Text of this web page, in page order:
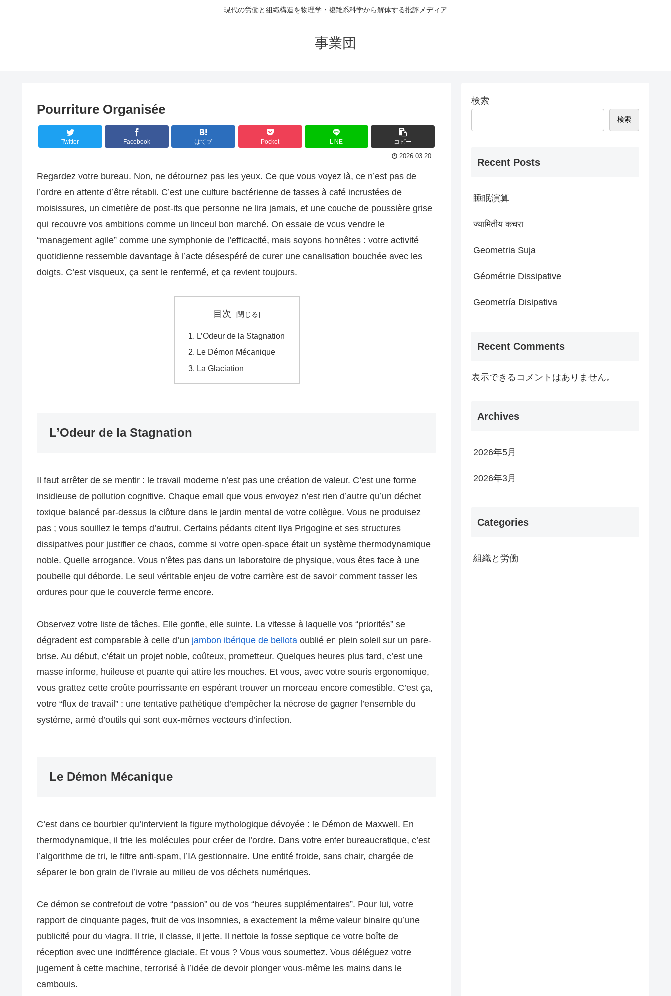
現代の労働と組織構造を物理学・複雑系科学から解体する批評メディア
事業団
Pourriture Organisée
Twitter Facebook はてブ Pocket LINE コピー
2026.03.20
Regardez votre bureau. Non, ne détournez pas les yeux. Ce que vous voyez là, ce n’est pas de
l’ordre en attente d’être rétabli. C’est une culture bactérienne de tasses à café incrustées de
moisissures, un cimetière de post-its que personne ne lira jamais, et une couche de poussière grise
qui recouvre vos ambitions comme un linceul bon marché. On essaie de vous vendre le
“management agile” comme une symphonie de l’efficacité, mais soyons honnêtes : votre activité
quotidienne ressemble davantage à l’acte désespéré de curer une canalisation bouchée avec les
doigts. C’est visqueux, ça sent le renfermé, et ça revient toujours.
目次
L’Odeur de la Stagnation
Le Démon Mécanique
La Glaciation
L’Odeur de la Stagnation
Il faut arrêter de se mentir : le travail moderne n’est pas une création de valeur. C’est une forme
insidieuse de pollution cognitive. Chaque email que vous envoyez n’est rien d’autre qu’un déchet
toxique balancé par-dessus la clôture dans le jardin mental de votre collègue. Vous ne produisez
pas ; vous souillez le temps d’autrui. Certains pédants citent Ilya Prigogine et ses structures
dissipatives pour justifier ce chaos, comme si votre open-space était un système thermodynamique
noble. Quelle arrogance. Vous n’êtes pas dans un laboratoire de physique, vous êtes face à une
poubelle qui déborde. Le seul véritable enjeu de votre carrière est de savoir comment tasser les
ordures pour que le couvercle ferme encore.
Observez votre liste de tâches. Elle gonfle, elle suinte. La vitesse à laquelle vos “priorités” se
dégradent est comparable à celle d’un jambon ibérique de bellota oublié en plein soleil sur un pare-
brise. Au début, c’était un projet noble, coûteux, prometteur. Quelques heures plus tard, c’est une
masse informe, huileuse et puante qui attire les mouches. Et vous, avec votre souris ergonomique,
vous grattez cette croûte pourrissante en espérant trouver un morceau encore comestible. C’est ça,
votre “flux de travail” : une tentative pathétique d’empêcher la nécrose de gagner l’ensemble du
système, armé d’outils qui sont eux-mêmes vecteurs d’infection.
Le Démon Mécanique
C’est dans ce bourbier qu’intervient la figure mythologique dévoyée : le Démon de Maxwell. En
thermodynamique, il trie les molécules pour créer de l’ordre. Dans votre enfer bureaucratique, c’est
l’algorithme de tri, le filtre anti-spam, l’IA gestionnaire. Une entité froide, sans chair, chargée de
séparer le bon grain de l’ivraie au milieu de vos déchets numériques.
Ce démon se contrefout de votre “passion” ou de vos “heures supplémentaires”. Pour lui, votre
rapport de cinquante pages, fruit de vos insomnies, a exactement la même valeur binaire qu’une
publicité pour du viagra. Il trie, il classe, il jette. Il nettoie la fosse septique de votre boîte de
réception avec une indifférence glaciale. Et vous ? Vous vous soumettez. Vous déléguez votre
jugement à cette machine, terrorisé à l’idée de devoir plonger vous-même les mains dans le
cambouis.
検索
検索
Recent Posts
睡眠演算
ज्यामितीय कचरा
Geometria Suja
Géométrie Dissipative
Geometría Disipativa
Recent Comments
表示できるコメントはありません。
Archives
2026年5月
2026年3月
Categories
組織と労働